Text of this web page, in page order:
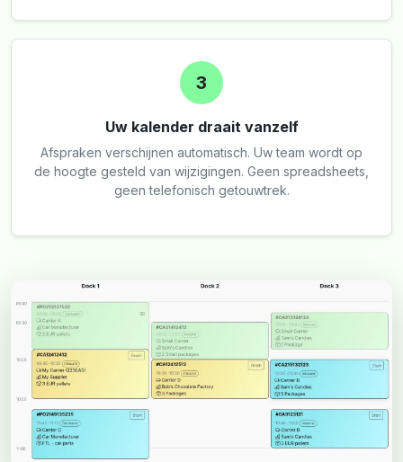
3
Uw kalender draait vanzelf
Afspraken verschijnen automatisch. Uw team wordt op
de hoogte gesteld van wijzigingen. Geen spreadsheets,
geen telefonisch getouwtrek.